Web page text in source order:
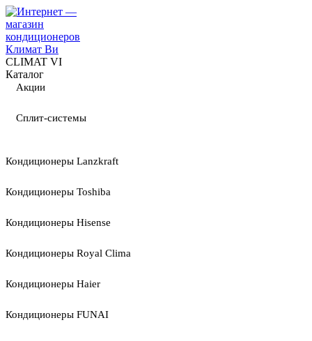
CLIMAT VI
Каталог
Акции
Сплит-системы
Кондиционеры Lanzkraft
Кондиционеры Toshiba
Кондиционеры Hisense
Кондиционеры Royal Clima
Кондиционеры Haier
Кондиционеры FUNAI